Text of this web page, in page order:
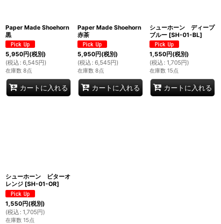
Paper Made Shoehorn
黒
5,950円(税別)
(税込 : 6,545円)
在庫数 8点
カートに入れる
Paper Made Shoehorn
赤茶
5,950円(税別)
(税込 : 6,545円)
在庫数 8点
カートに入れる
シューホーン ディープ
ブルー [SH-01-BL]
1,550円(税別)
(税込 : 1,705円)
在庫数 15点
カートに入れる
シューホーン ビターオ
レンジ [SH-01-OR]
1,550円(税別)
(税込 : 1,705円)
在庫数 15点